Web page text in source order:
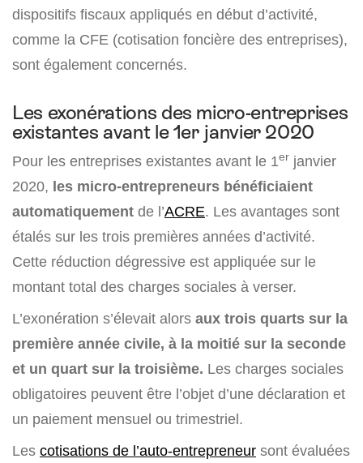
dispositifs fiscaux appliqués en début d’activité,
comme la CFE (cotisation foncière des entreprises),
sont également concernés.
Les exonérations des micro-entreprises
existantes avant le 1er janvier 2020
Pour les entreprises existantes avant le 1er janvier
2020, les micro-entrepreneurs bénéficiaient
automatiquement de l’ACRE. Les avantages sont
étalés sur les trois premières années d’activité.
Cette réduction dégressive est appliquée sur le
montant total des charges sociales à verser.
L’exonération s’élevait alors aux trois quarts sur la
première année civile, à la moitié sur la seconde
et un quart sur la troisième. Les charges sociales
obligatoires peuvent être l’objet d’une déclaration et
un paiement mensuel ou trimestriel.
Les cotisations de l’auto-entrepreneur sont évaluées